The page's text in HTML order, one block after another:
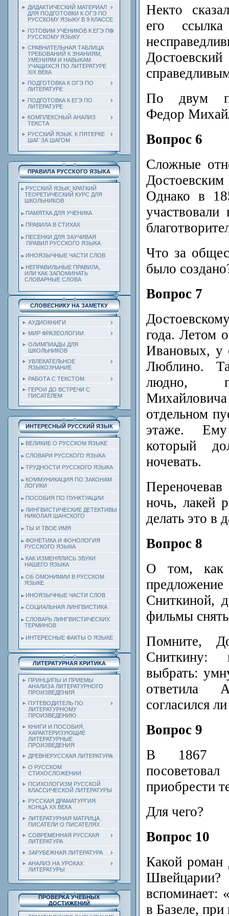
ДИДАКТИЧЕСКИЙ МАТЕРИАЛ
ДЛЯ ПОДГОТОВКИ К ОГЭ ПО
РУССКОМУ ЯЗЫКУ В 9 КЛАССЕ
ГОТОВИМ УЧЕНИКОВ К ЕГЭ ПО
РУССКОМУ ЯЗЫКУ
СРАВНИТЕЛЬНАЯ ТАБЛИЦА
ТРЕБОВАНИЙ К ЗНАНИЯМ,
УМЕНИЯМ И НАВЫКАМ
УЧАЩИХСЯ ПО ЛИТЕРАТУРЕ
ХIХ ВЕКА
ПОДГОТОВКА К ОГЭ ПО
ЛИТЕРАТУРЕ
ПОДГОТОВКА К ЕГЭ ПО
ЛИТЕРАТУРЕ
КОМПЛЕКСНЫЙ АНАЛИЗ
ТЕКСТА
РУССКИЙ ЯЗЫК. К ПЯТЕРКЕ
ШАГ ЗА ШАГОМ
ПРАВИЛА РУССКОГО ЯЗЫКА
РУССКИЙ ЯЗЫК: КРАТКИЙ
ТЕОРЕТИЧЕСКИЙ КУРС ДЛЯ
ШКОЛЬНИКОВ
ПАМЯТКА ДЛЯ УЧЕНИКА
ПРАВИЛА В СТИХАХ
ПЕСЕНКИ ДЛЯ ЗАУЧИВАЯ
ПРАВИЛ РУССКОГО ЯЗЫКА
ИНОЯЗЫЧНЫЕ ЧАСТИ СЛОВ
НЕПРАВИЛЬНЫЕ ПРАВИЛА,
ИЛИ КАК ЗАПОМИНАТЬ
СЛОВАРНЫЕ СЛОВА
СЛОВЕСНИКУ НА ЗАМЕТКУ
АУДИОКНИГИ
МИР ФРАЗЕОЛОГИИ
ОЛИМПИАДЫ ДЛЯ
ШКОЛЬНИКОВ
УВЛЕКАТЕЛЬНОЕ
ЯЗЫКОЗНАНИЕ
РАБОТА С ТЕКСТОМ
ГЕРОИ ДО ВСТРЕЧИ С
ПИСАТЕЛЕМ
ИНТЕРЕСНЫЙ РУССКИЙ ЯЗЫК
ВЕЛИКИЕ О РУССКОМ ЯЗЫКЕ
СЛОВАРИ РУССКОГО ЯЗЫКА
ТРУДНОСТИ РУССКОГО ЯЗЫКА
КОММУНИКАЦИЯ ПО ЗАКОНАМ
ЛОГИКИ
ПОСОБИЯ ПО ПУНКТУАЦИИ
ЛИНГВИСТИЧЕСКИЕ ДЕТЕКТИВЫ
НИКОЛАЯ ШАНСКОГО
ТЫ И ТВОЕ ИМЯ
ФОНЕТИКА И ФОНОЛОГИЯ
РУССКОГО ЯЗЫКА
КАК ИЗМЕНЯЛИСЬ ЗВУКИ
НАШЕГО ЯЗЫКА
ОБ ОМОНИМИИ В РУССКОМ
ЯЗЫКЕ
ИНОЯЗЫЧНЫЕ ЧАСТИ СЛОВ
СОЦИАЛЬНАЯ ЛИНГВИСТИКА
СЛОВАРЬ ЛИНГВИСТИЧЕСКИХ
ТЕРМИНОВ
ИНТЕРЕСНЫЕ ФАКТЫ О ЯЗЫКЕ
ЛИТЕРАТУРНАЯ КРИТИКА
ПРИНЦИПЫ И ПРИЕМЫ
АНАЛИЗА ЛИТЕРАТУРНОГО
ПРОИЗВЕДЕНИЯ
ПУТЕВОДИТЕЛЬ ПО
ЛИТЕРАТУРНОМУ
ПРОИЗВЕДЕНИЮ
КНИГИ И ПОСОБИЯ,
ХАРАКТЕРИЗУЮЩИЕ
ЛИТЕРАТУРНЫЕ
ПРОИЗВЕДЕНИЯ
ДРЕВНЕРУССКАЯ ЛИТЕРАТУРА
О РУССКОМ
СТИХОСЛОЖЕНИИ
ПСИХОЛОГИЗМ РУССКОЙ
КЛАССИЧЕСКОЙ ЛИТЕРАТУРЫ
РУССКАЯ ДРАМАТУРГИЯ
КОНЦА ХХ ВЕКА
ЛИТЕРАТУРНАЯ МАТРИЦА.
ПИСАТЕЛИ О ПИСАТЕЛЯХ
СОВРЕМЕННАЯ РУССКАЯ
ЛИТЕРАТУРА
ЗАРУБЕЖНАЯ ЛИТЕРАТУРА
АНАЛИЗ НА УРОКАХ
ЛИТЕРАТУРЫ
ПРОВЕРКА УЧЕБНЫХ
ДОСТИЖЕНИЙ
Некто
его
По двум
Федор
Вопрос 6
Сложные
Однако в
Что за
было
Вопрос 7
года. Летом
Ивановых, у
Люблино.
людно,
отдельном
этаже.
который
ночевать.
ночь, лакей
делать это в
Вопрос 8
О том, как
Сниткиной,
фильмы
Помните,
выбрать:
ответила
согласился
Вопрос 9
В 1867
приобрести
Для чего?
Вопрос 10
Какой роман
вспоминает:
в Базеле,